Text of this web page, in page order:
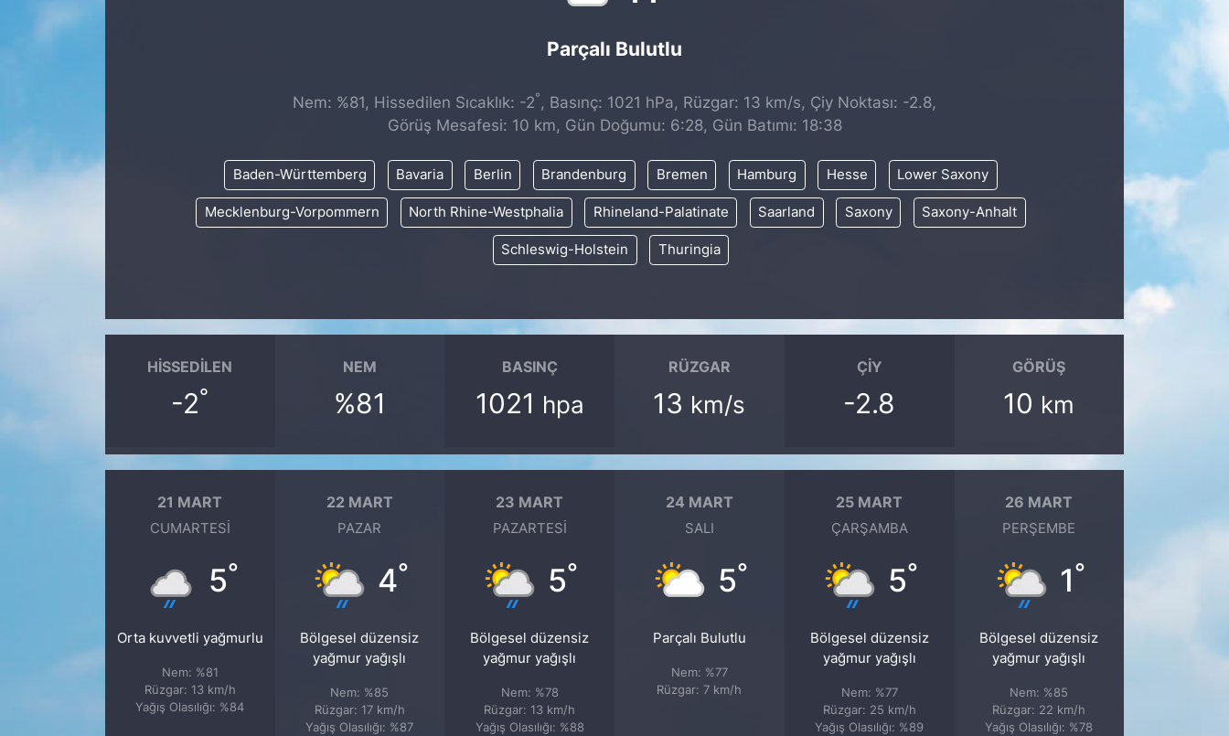
Parçalı Bulutlu
Nem: %81, Hissedilen Sıcaklık: -2° , Basınç: 1021 hPa, Rüzgar: 13 km/s, Çiy Noktası: -2.8,
Görüş Mesafesi: 10 km, Gün Doğumu: 6:28, Gün Batımı: 18:38
Baden-Württemberg Bavaria Berlin Brandenburg Bremen Hamburg Hesse Lower Saxony
Mecklenburg-Vorpommern North Rhine-Westphalia Rhineland-Palatinate Saarland Saxony Saxony-Anhalt
Schleswig-Holstein Thuringia
HISSEDILEN
-2°
NEM
%81
BASINÇ
1021 hpa
RÜZGAR
13 km/s
ÇIY
-2.8
GÖRÜŞ
10 km
21 MART
CUMARTESI
5°
Orta kuvvetli yağmurlu
Nem: %81
Rüzgar: 13 km/h
Yağış Olasılığı: %84
22 MART
PAZAR
4°
Bölgesel düzensiz
yağmur yağışlı
Nem: %85
Rüzgar: 17 km/h
Yağış Olasılığı: %87
23 MART
PAZARTESI
5°
Bölgesel düzensiz
yağmur yağışlı
Nem: %78
Rüzgar: 13 km/h
Yağış Olasılığı: %88
24 MART
SALI
5°
Parçalı Bulutlu
Nem: %77
Rüzgar: 7 km/h
25 MART
ÇARŞAMBA
5°
Bölgesel düzensiz
yağmur yağışlı
Nem: %77
Rüzgar: 25 km/h
Yağış Olasılığı: %89
26 MART
PERŞEMBE
1°
Bölgesel düzensiz
yağmur yağışlı
Nem: %85
Rüzgar: 22 km/h
Yağış Olasılığı: %78